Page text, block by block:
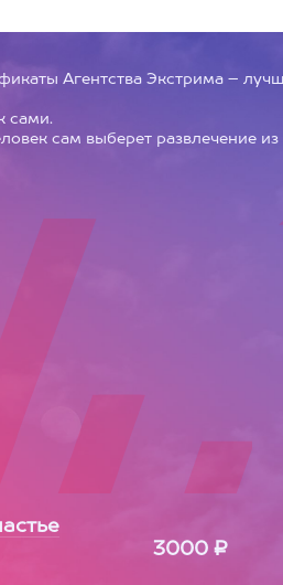
Агентства Экстрима –
сами.
сам выберет развлечение из
3000 ₽